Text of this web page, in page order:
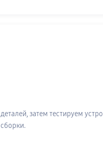
затем тестируем